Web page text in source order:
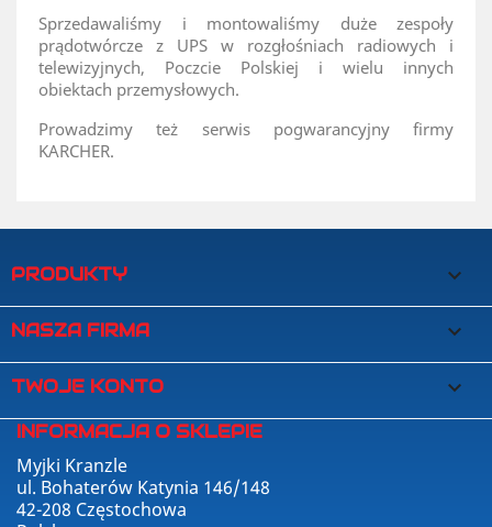
Sprzedawaliśmy i montowaliśmy duże zespoły
prądotwórcze z UPS w rozgłośniach radiowych i
telewizyjnych, Poczcie Polskiej i wielu innych
obiektach przemysłowych.
Prowadzimy też serwis pogwarancyjny firmy
KARCHER.
PRODUKTY 
NASZA FIRMA 
TWOJE KONTO 
INFORMACJA O SKLEPIE
Myjki Kranzle
ul. Bohaterów Katynia 146/148
42-208 Częstochowa